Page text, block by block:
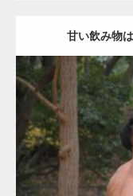
甘い飲み物
Category: 公園の
ダウンロ